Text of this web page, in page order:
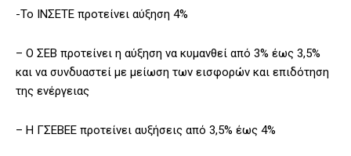
-Το ΙΝΣΕΤΕ προτείνει αύξηση 4%
– Ο ΣΕΒ προτείνει η αύξηση να κυμανθεί από 3% έως 3,5%
και να συνδυαστεί με μείωση των εισφορών και επιδότηση
της ενέργειας
– Η ΓΣΕΒΕΕ προτείνει αυξήσεις από 3,5% έως 4%